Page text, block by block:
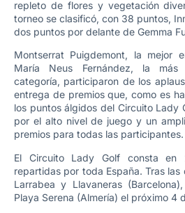
repleto de flores y vegetación
torneo se clasificó, con 38 puntos,
dos puntos por delante de Gemma
Montserrat Puigdemont, la mejor
María Neus Fernández, la
categoría, participaron de los
entrega de premios que, como es
los puntos álgidos del Circuito Lady
por el alto nivel de juego y un
premios para todas las participantes.
El Circuito Lady Golf consta en
repartidas por toda España. Tras las
Larrabea y Llavaneras
Playa Serena (Almería) el próximo 4